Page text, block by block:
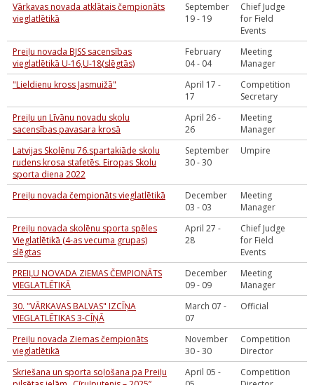
Vārkavas novada atklātais čempionāts
vieglatlētikā
September
19 - 19
Chief Judge
for Field
Events
Preiļu novada BJSS sacensības
vieglatlētikā U-16,U-18(slēgtās)
February
04 - 04
Meeting
Manager
"Lieldienu kross Jasmuižā"
April 17 -
17
Competition
Secretary
Preiļu un Līvānu novadu skolu
sacensības pavasara krosā
April 26 -
26
Meeting
Manager
Latvijas Skolēnu 76.spartakiāde skolu
rudens krosa stafetēs. Eiropas Skolu
sporta diena 2022
September
30 - 30
Umpire
Preiļu novada čempionāts vieglatlētikā
December
03 - 03
Meeting
Manager
Preiļu novada skolēnu sporta spēles
Vieglatlētikā (4-as vecuma grupas)
slēgtas
April 27 -
28
Chief Judge
for Field
Events
PREIĻU NOVADA ZIEMAS ČEMPIONĀTS
VIEGLATLĒTIKĀ
December
09 - 09
Meeting
Manager
30. "VĀRKAVAS BALVAS" IZCĪŅA
VIEGLATLĒTIKAS 3-CĪŅĀ
March 07 -
07
Official
Preiļu novada Ziemas čempionāts
vieglatlētikā
November
30 - 30
Competition
Director
Skriešana un sporta soļošana pa Preiļu
April 05 -
Competition